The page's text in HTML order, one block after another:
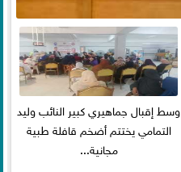
وسط إقبال جماهيري كبير النائب وليد
التمامي يختتم أضخم قافلة طبية
مجانية...